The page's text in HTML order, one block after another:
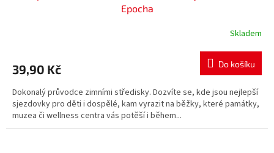
Epocha
Skladem
39,90 Kč Do košíku
Dokonalý průvodce zimními středisky. Dozvíte se, kde jsou nejlepší
sjezdovky pro děti i dospělé, kam vyrazit na běžky, které památky,
muzea či wellness centra vás potěší i během...